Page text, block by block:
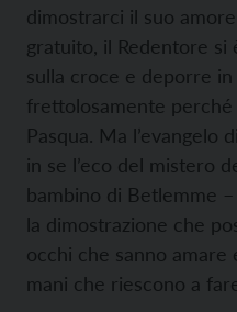
dimostrarci il suo
gratuito, il Redentore si
sulla croce e deporre
frettolosamente perché
Pasqua. Ma l’evangelo
in se l’eco del mistero
bambino di Betlemme
la dimostrazione che
occhi che sanno amare
mani che riescono a